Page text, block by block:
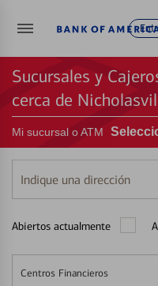
Sucursales y
cerca de
Mi sucursal o ATM
Indique
una
Abiertos actualmente
Centros Financieros